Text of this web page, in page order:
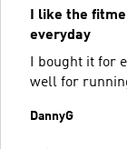
I like the
everyday
I bought it for
well for
DannyG